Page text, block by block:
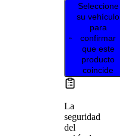
Seleccione
su vehículo
para
confirmar
que este
producto
coincide
La
seguridad
del